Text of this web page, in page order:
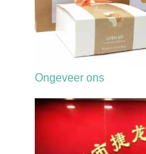
Ongeveer ons